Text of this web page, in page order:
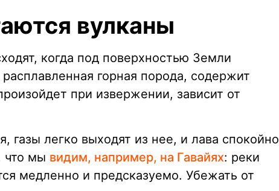
вулканы
когда под поверхностью Земли
горная порода, содержит
при извержении, зависит от
газы легко выходят из нее, и лава спокойно
что мы видим, например, на Гавайях: реки
медленно и предсказуемо. Убежать от